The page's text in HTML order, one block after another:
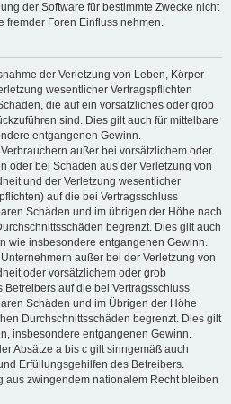
der Software für bestimmte Zwecke nicht
fremder Foren Einfluss nehmen.
der Verletzung von Leben, Körper
wesentlicher Vertragspflichten
die auf ein vorsätzliches oder grob
sind. Dies gilt auch für mittelbare
entgangenen Gewinn.
außer bei vorsätzlichem oder
oder bei Schäden aus der Verletzung von
und der Verletzung wesentlicher
auf die bei Vertragsschluss
Schäden und im übrigen der Höhe nach
begrenzt. Dies gilt auch
wie insbesondere entgangenen Gewinn.
außer bei der Verletzung von
oder vorsätzlichem oder grob
Betreibers auf die bei Vertragsschluss
Schäden und im Übrigen der Höhe
Durchschnittsschäden begrenzt. Dies gilt
insbesondere entgangenen Gewinn.
Absätze a bis c gilt sinngemäß auch
Erfüllungsgehilfen des Betreibers.
aus zwingendem nationalem Recht bleiben